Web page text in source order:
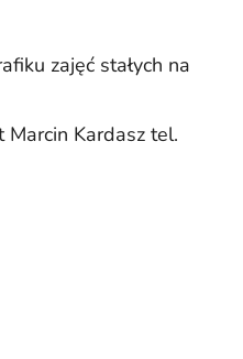
zajęć stałych na
Kardasz tel.